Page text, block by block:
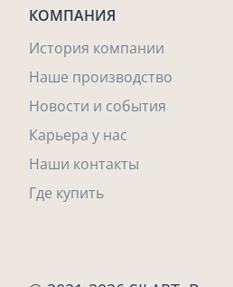
КОМПАНИЯ
История компании
Наше производство
Новости и события
Карьера у нас
Наши контакты
Где купить